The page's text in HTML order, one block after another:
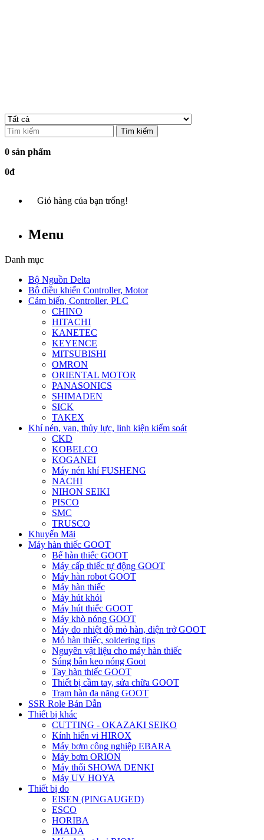
Tìm kiếm
0 sản phẩm
0đ
Giỏ hàng của bạn trống!
Menu
Danh mục
Bộ Nguồn Delta
Bộ điều khiển Controller, Motor
Cảm biến, Controller, PLC
CHINO
HITACHI
KANETEC
KEYENCE
MITSUBISHI
OMRON
ORIENTAL MOTOR
PANASONICS
SHIMADEN
SICK
TAKEX
Khí nén, van, thủy lực, linh kiện kiểm soát
CKD
KOBELCO
KOGANEI
Máy nén khí FUSHENG
NACHI
NIHON SEIKI
PISCO
SMC
TRUSCO
Khuyến Mãi
Máy hàn thiếc GOOT
Bể hàn thiếc GOOT
Máy cấp thiếc tự động GOOT
Máy hàn robot GOOT
Máy hàn thiếc
Máy hút khói
Máy hút thiếc GOOT
Máy khò nóng GOOT
Máy đo nhiệt độ mỏ hàn, điện trở GOOT
Mỏ hàn thiếc, soldering tips
Nguyên vật liệu cho máy hàn thiếc
Súng bắn keo nóng Goot
Tay hàn thiếc GOOT
Thiết bị cầm tay, sửa chữa GOOT
Trạm hàn đa năng GOOT
SSR Role Bán Dẫn
Thiết bị khác
CUTTING - OKAZAKI SEIKO
Kính hiển vi HIROX
Máy bơm công nghiệp EBARA
Máy bơm ORION
Máy thổi SHOWA DENKI
Máy UV HOYA
Thiết bị đo
EISEN (PINGAUGED)
ESCO
HORIBA
IMADA